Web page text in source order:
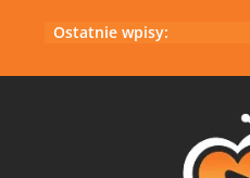
Ostatnie wpisy: